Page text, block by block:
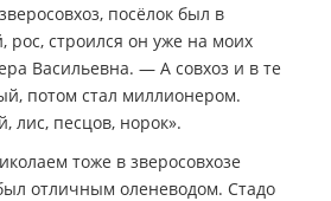
посёлок был в
строился он уже на моих
Васильевна. — А совхоз и в те
потом стал миллионером.
лис, песцов, норок».
тоже в зверосовхозе
отличным оленеводом. Стадо